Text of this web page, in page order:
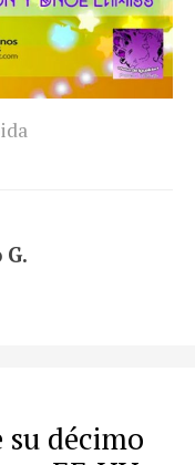
décimo